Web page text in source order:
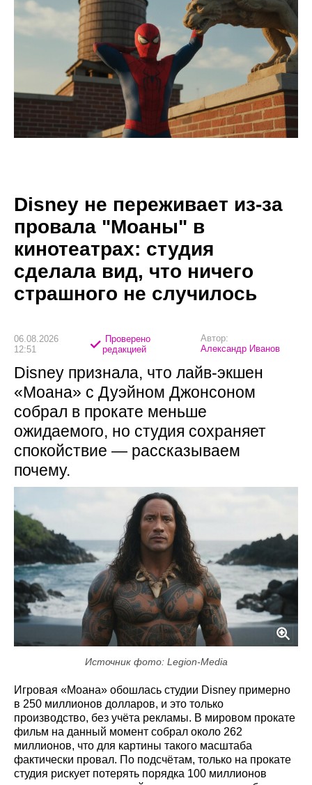
Disney не переживает из-за
провала "Моаны" в
кинотеатрах: студия
сделала вид, что ничего
страшного не случилось
06.08.2026
12:51
Проверено
редакцией
Автор:
Александр Иванов
Disney признала, что лайв-экшен
«Моана» с Дуэйном Джонсоном
собрал в прокате меньше
ожидаемого, но студия сохраняет
спокойствие — рассказываем
почему.
Источник фото: Legion-Media
Игровая «Моана» обошлась студии Disney примерно
в 250 миллионов долларов, и это только
производство, без учёта рекламы. В мировом прокате
фильм на данный момент собрал около 262
миллионов, что для картины такого масштаба
фактически провал. По подсчётам, только на прокате
студия рискует потерять порядка 100 миллионов